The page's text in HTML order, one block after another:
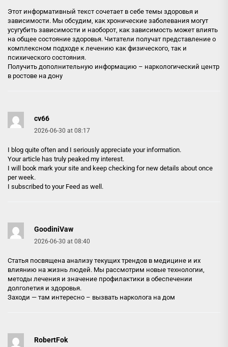
Этот информативный текст сочетает в себе темы здоровья и
зависимости. Мы обсудим, как хронические заболевания могут
усугубить зависимости и наоборот, как зависимость может влиять
на общее состояние здоровья. Читатели получат представление о
комплексном подходе к лечению как физического, так и
психического состояния.
Получить дополнительную информацию – наркологический центр
в ростове на дону
cv66
2026-06-30 at 08:17
I blog quite often and I seriously appreciate your information.
Your article has truly peaked my interest.
I will book mark your site and keep checking for new details about once
per week.
I subscribed to your Feed as well.
GoodiniVaw
2026-06-30 at 08:40
Статья посвящена анализу текущих трендов в медицине и их
влиянию на жизнь людей. Мы рассмотрим новые технологии,
методы лечения и значение профилактики в обеспечении
долголетия и здоровья.
Заходи — там интересно – вызвать нарколога на дом
RobertFok